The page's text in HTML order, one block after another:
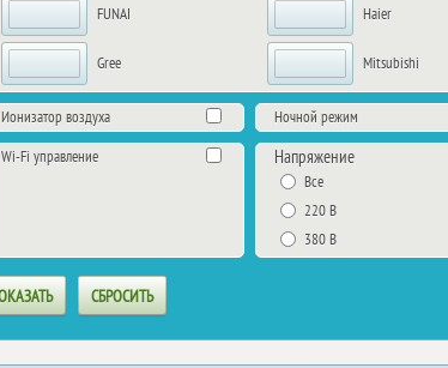
FUNAI
Gree
Haier
Mitsubishi
Ионизатор воздуха Ночной режим
Wi-Fi управление Напряжение
Все
220 В
380 В